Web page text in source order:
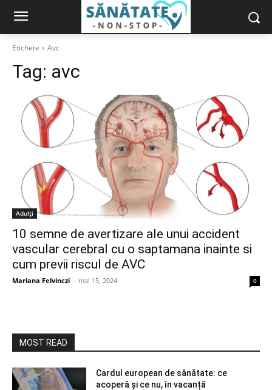
Etichete Avc
Tag: avc
Adulți
10 semne de avertizare ale unui accident
vascular cerebral cu o saptamana inainte si
cum previi riscul de AVC
Mariana Felvinczi - mai 15, 2024 0
MOST READ
Cardul european de sănătate: ce
acoperă și ce nu, în vacanță